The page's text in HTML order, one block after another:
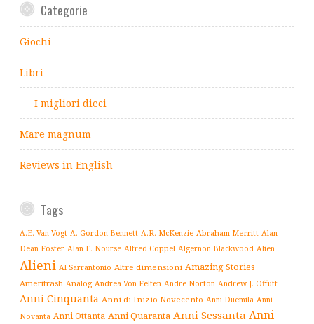
Categorie
Giochi
Libri
I migliori dieci
Mare magnum
Reviews in English
Tags
A.E. Van Vogt A. Gordon Bennett A.R. McKenzie Abraham Merritt Alan
Dean Foster Alan E. Nourse Alfred Coppel Algernon Blackwood Alien
Alieni Al Sarrantonio Altre dimensioni Amazing Stories
Ameritrash Analog Andrea Von Felten Andre Norton Andrew J. Offutt
Anni Cinquanta Anni di Inizio Novecento Anni Duemila Anni
Novanta Anni Ottanta Anni Quaranta Anni Sessanta Anni